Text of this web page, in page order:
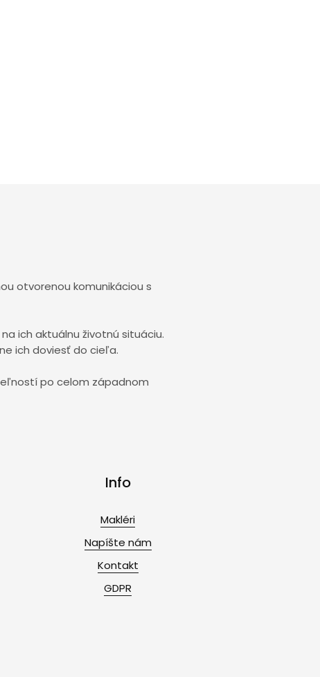
otvorenou komunikáciou s
ich aktuálnu životnú situáciu.
ich doviesť do cieľa.
po celom západnom
Info
Makléri
Napíšte nám
Kontakt
GDPR